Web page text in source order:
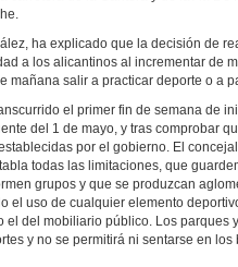
ha explicado que la decisión de
a los alicantinos al incrementar de
salir a practicar deporte o a
el primer fin de semana de
del 1 de mayo, y tras comprobar
por el gobierno. El
todas las limitaciones, que
grupos y que se produzcan
el uso de cualquier elemento
del mobiliario público. Los parques
y no se permitirá ni sentarse en los